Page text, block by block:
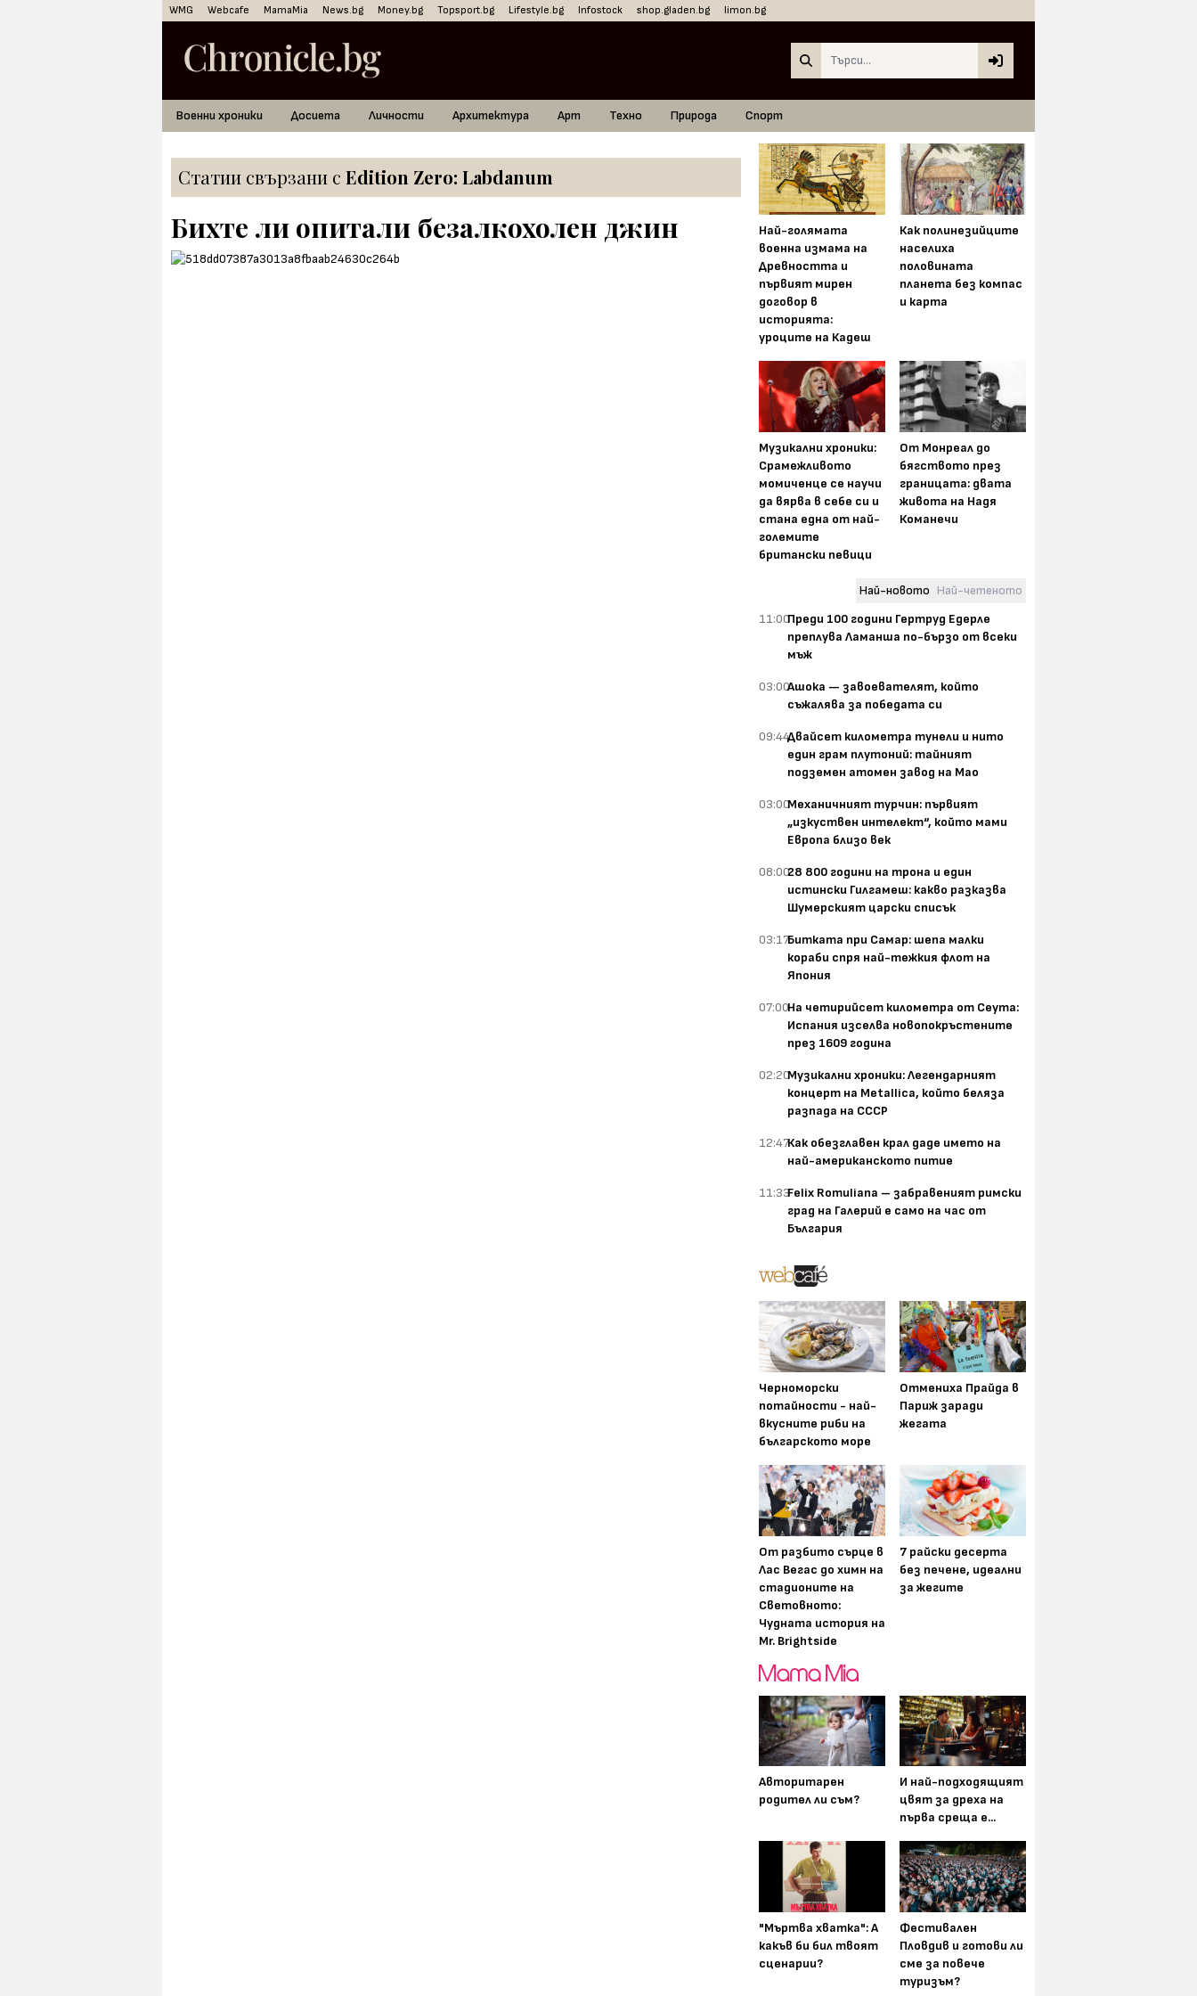
WMG Webcafe MamaMia News.bg Money.bg Topsport.bg Lifestyle.bg Infostock shop.gladen.bg limon.bg
Военни хроники Досиета Личности Архитектура Арт Техно Природа Спорт
Статии свързани с Edition Zero: Labdanum
Бихте ли опитали безалкохолен джин
Най-голямата
военна измама на
Древността и
първият мирен
договор в
историята:
уроците на Кадеш
Как полинезийците
населиха
половината
планета без компас
и карта
Музикални хроники:
Срамежливото
момиченце се научи
да вярва в себе си и
стана една от най-
големите
британски певици
От Монреал до
бягството през
границата: двата
живота на Надя
Команечи
Най-новото Най-четеното
11:00Преди 100 години Гертруд Едерле
преплува Ламанша по-бързо от всеки
мъж
03:00Ашока — завоевателят, който
съжалява за победата си
09:44Двайсет километра тунели и нито
един грам плутоний: тайният
подземен атомен завод на Мао
03:00Механичният турчин: първият
„изкуствен интелект“, който мами
Европа близо век
08:0028 800 години на трона и един
истински Гилгамеш: какво разказва
Шумерският царски списък
03:17Битката при Самар: шепа малки
кораби спря най-тежкия флот на
Япония
07:00На четирийсет километра от Сеута:
Испания изселва новопокръстените
през 1609 година
02:20Музикални хроники: Легендарният
концерт на Metallica, който беляза
разпада на СССР
12:47Как обезглавен крал даде името на
най-американското питие
11:33Felix Romuliana – забравеният римски
град на Галерий е само на час от
България
Черноморски
потайности - най-
вкусните риби на
българското море
Отмениха Прайда в
Париж заради
жегата
От разбито сърце в
Лас Вегас до химн на
стадионите на
Световното:
Чудната история на
Mr. Brightside
7 райски десерта
без печене, идеални
за жегите
Авторитарен
родител ли съм?
И най-подходящият
цвят за дреха на
първа среща е...
"Мъртва хватка": А
какъв би бил твоят
сценарии?
Фестивален
Пловдив и готови ли
сме за повече
туризъм?